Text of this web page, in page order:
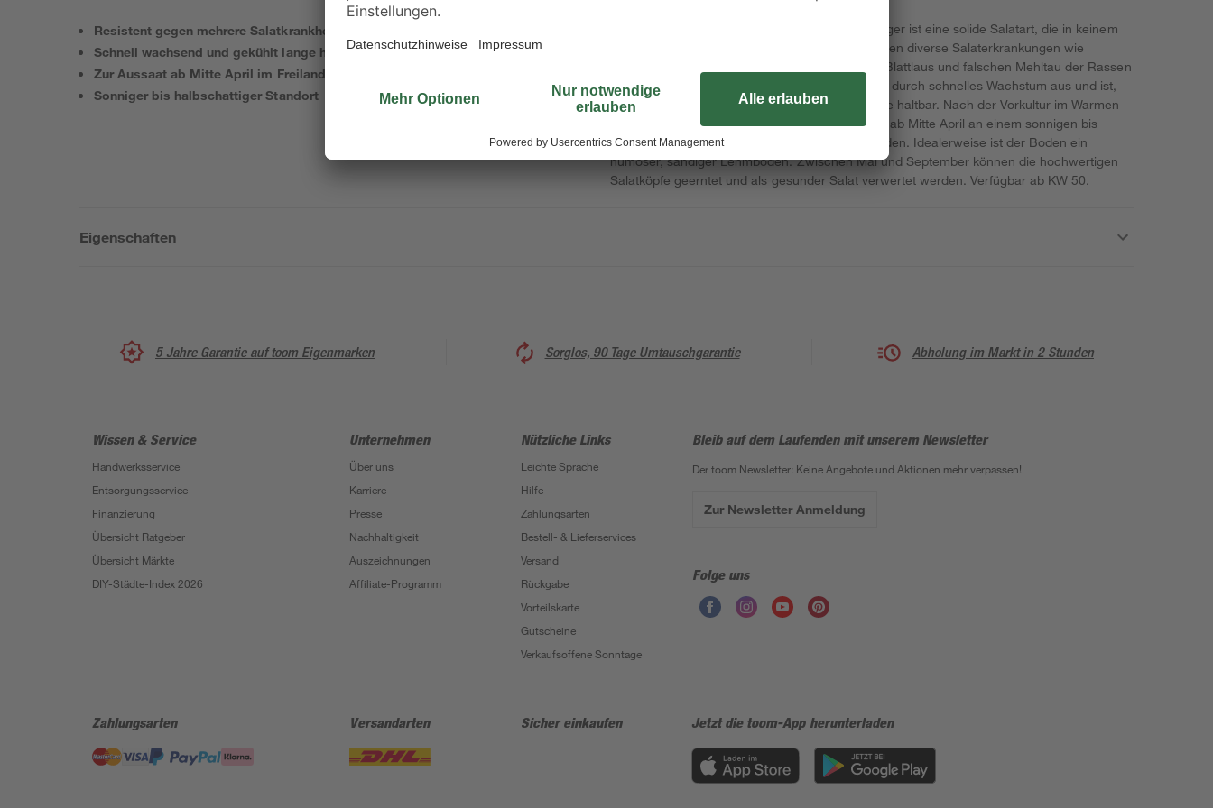
Resistent gegen mehrere Salatkrankheiten
Schnell wachsend und gekühlt lange haltbar
Zur Aussaat ab Mitte April im Freiland
Sonniger bis halbschattiger Standort
Der Kopfsalat "Dynamite" der Marke Quedlinburger ist eine solide Salatart, die in keinem
Garten fehlen sollte. Die Pflanze ist resistent gegen diverse Salaterkrankungen wie
beispielsweise den Salatmosaikvirus, die grüne Blattlaus und falschen Mehltau der Rassen
1 - 16. Darüber hinaus zeichnet sich "Dynamite" durch schnelles Wachstum aus und ist,
leicht mit Wasser besprüht, im Kühlschrank lange haltbar. Nach der Vorkultur im Warmen
zwischen Februar und März sollten die Pflanzen ab Mitte April an einem sonnigen bis
halbschattigen Platz im Freiland ausgesetzt werden. Idealerweise ist der Boden ein
humoser, sandiger Lehmboden. Zwischen Mai und September können die hochwertigen
Salatköpfe geerntet und als gesunder Salat verwertet werden. Verfügbar ab KW 50.
Eigenschaften
5 Jahre Garantie auf toom Eigenmarken Sorglos, 90 Tage Umtauschgarantie Abholung im Markt in 2 Stunden
Wissen & Service
Handwerksservice
Entsorgungsservice
Finanzierung
Übersicht Ratgeber
Übersicht Märkte
DIY-Städte-Index 2026
Unternehmen
Über uns
Karriere
Presse
Nachhaltigkeit
Auszeichnungen
Affiliate-Programm
Nützliche Links
Leichte Sprache
Hilfe
Zahlungsarten
Bestell- & Lieferservices
Versand
Rückgabe
Vorteilskarte
Gutscheine
Verkaufsoffene Sonntage
Bleib auf dem Laufenden mit unserem Newsletter
Der toom Newsletter: Keine Angebote und Aktionen mehr verpassen!
Zur Newsletter Anmeldung
Folge uns
Zahlungsarten Versandarten Sicher einkaufen Jetzt die toom-App herunterladen